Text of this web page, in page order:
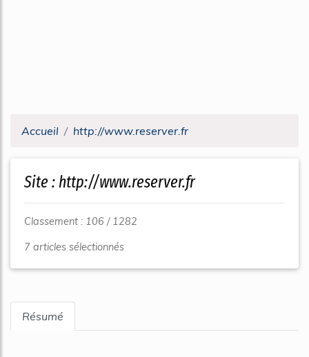
Accueil http://www.reserver.fr
Site : http://www.reserver.fr
Classement : 106 / 1282
7 articles sélectionnés
Résumé